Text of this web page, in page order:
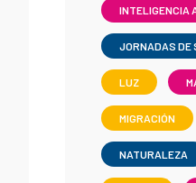
INTELIGENCIA
JORNADAS DE
LUZ
MIGRACIÓN
NATURALEZA